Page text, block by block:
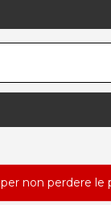
per non perdere le